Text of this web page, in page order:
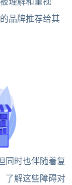
品牌推荐给其
同时也伴随着复
了解这些障碍对